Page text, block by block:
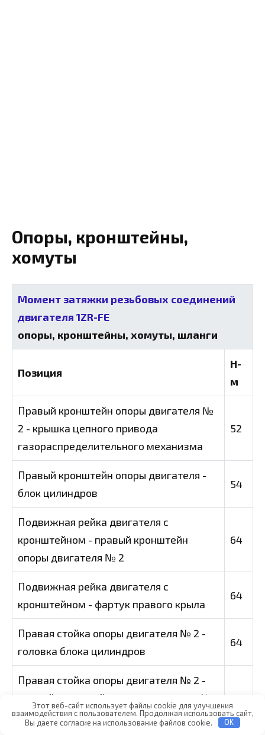
Опоры, кронштейны,
хомуты
Момент затяжки резьбовых соединений
двигателя 1ZR-FE
опоры, кронштейны, хомуты, шланги
Позиция
Н-
м
Правый кронштейн опоры двигателя №
2 - крышка цепного привода
газораспределительного механизма
52
Правый кронштейн опоры двигателя -
блок цилиндров
54
Подвижная рейка двигателя с
кронштейном - правый кронштейн
опоры двигателя № 2
64
Подвижная рейка двигателя с
кронштейном - фартук правого крыла
64
Правая стойка опоры двигателя № 2 -
головка блока цилиндров
64
Правая стойка опоры двигателя № 2 -
правый кронштейн опоры двигателя №
2
Этот веб-сайт использует файлы cookie для улучшения
взаимодействия с пользователем. Продолжая использовать сайт,
Вы даете согласие на использование файлов cookie.
OK